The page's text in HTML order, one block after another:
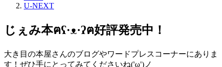
U-NEXT
じぇみ本ฅʕ·ᴥ·ʔฅ好評発売中！
大き目の本屋さんのブログやワードプレスコーナーにありま
す！ぜひ手にとってみてくださいね('ω')ノ